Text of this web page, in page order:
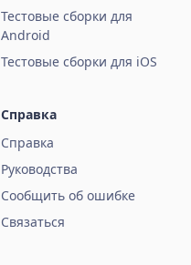
Тестовые сборки для
Android
Тестовые сборки для iOS
Справка
Справка
Руководства
Сообщить об ошибке
Связаться